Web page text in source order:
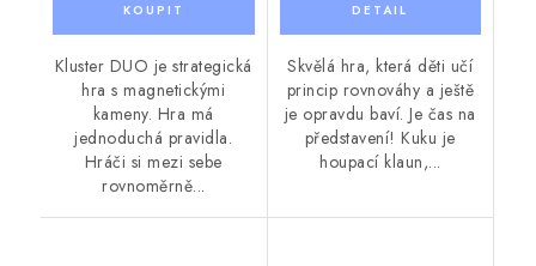
Kluster DUO je strategická
hra s magnetickými
kameny. Hra má
jednoduchá pravidla.
Hráči si mezi sebe
rovnoměrně...
Skvělá hra, která děti učí
princip rovnováhy a ještě
je opravdu baví. Je čas na
představení! Kuku je
houpací klaun,...